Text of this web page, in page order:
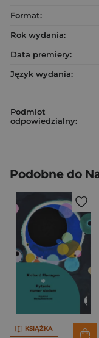
Format:
Rok wydania:
Data premiery:
Język wydania:
Podmiot
odpowiedzialny:
Podobne do
KSIĄŻKA